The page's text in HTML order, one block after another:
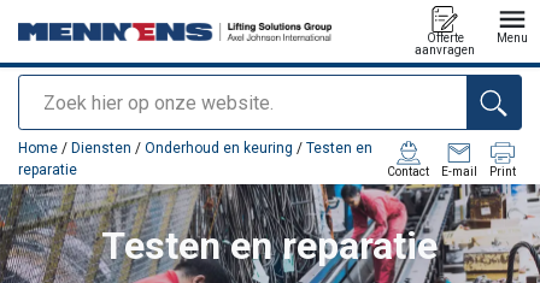
Zoeken
Offerte
aanvragen
Menu
toegevoegd aan uw offerte
Home / Diensten / Onderhoud en keuring / Testen en
reparatie
Contact E-mail Print
Testen en reparatie